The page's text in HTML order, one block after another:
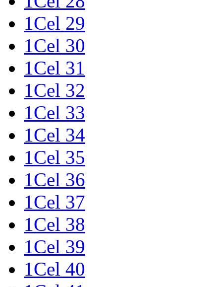
1Cel 29
1Cel 30
1Cel 31
1Cel 32
1Cel 33
1Cel 34
1Cel 35
1Cel 36
1Cel 37
1Cel 38
1Cel 39
1Cel 40